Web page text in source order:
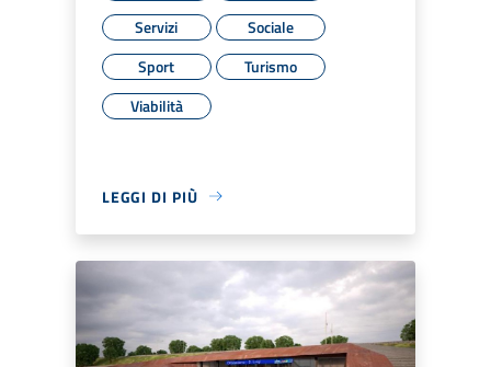
Servizi
Sociale
Sport
Turismo
Viabilità
LEGGI DI PIÙ